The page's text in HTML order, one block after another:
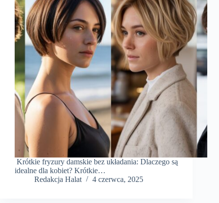
Krótkie fryzury damskie bez układania: Dlaczego są
idealne dla kobiet? Krótkie…
Redakcja Halat
4 czerwca, 2025